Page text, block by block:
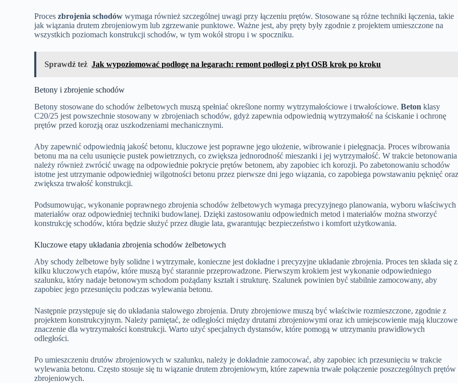
Proceszbrojenia schodów wymaga również szczególnej uwagi przy łączeniu prętów. Stosowane są różne techniki łączenia, takie
jak wiązania drutem zbrojeniowym lub zgrzewanie punktowe. Ważne jest, aby pręty były zgodnie z projektem umieszczone na
wszystkich poziomach konstrukcji schodów, w tym wokół stropu i w spoczniku.
Sprawdź też Jak wypoziomować podłogę na legarach: remont podłogi z płyt OSB krok po kroku
Betony i zbrojenie schodów
Betony stosowane do schodów żelbetowych muszą spełniać określone normy wytrzymałościowe i trwałościowe.Beton klasy
C20/25 jest powszechnie stosowany w zbrojeniach schodów, gdyż zapewnia odpowiednią wytrzymałość na ściskanie i ochronę
prętów przed korozją oraz uszkodzeniami mechanicznymi.
Aby zapewnić odpowiednią jakość betonu, kluczowe jest poprawne jego ułożenie, wibrowanie i pielęgnacja. Proces wibrowania
betonu ma na celu usunięcie pustek powietrznych, co zwiększa jednorodność mieszanki i jej wytrzymałość. W trakcie betonowania
należy również zwrócić uwagę na odpowiednie pokrycie prętów betonem, aby zapobiec ich korozji. Po zabetonowaniu schodów
istotne jest utrzymanie odpowiedniej wilgotności betonu przez pierwsze dni jego wiązania, co zapobiega powstawaniu pęknięć
zwiększa trwałość konstrukcji.
Podsumowując, wykonanie poprawnego zbrojenia schodów żelbetowych wymaga precyzyjnego planowania, wyboru właściwych
materiałów oraz odpowiedniej techniki budowlanej. Dzięki zastosowaniu odpowiednich metod i materiałów można stworzyć
konstrukcję schodów, która będzie służyć przez długie lata, gwarantując bezpieczeństwo i komfort użytkowania.
Kluczowe etapy układania zbrojenia schodów żelbetowych
Aby schody żelbetowe były solidne i wytrzymałe, konieczne jest dokładne i precyzyjne układanie zbrojenia. Proces ten składa się z
kilku kluczowych etapów, które muszą być starannie przeprowadzone. Pierwszym krokiem jest wykonanie odpowiedniego
szalunku, który nadaje betonowym schodom pożądany kształt i strukturę. Szalunek powinien być stabilnie zamocowany, aby
zapobiec jego przesunięciu podczas wylewania betonu.
Następnie przystępuje się do układania stalowego zbrojenia. Druty zbrojeniowe muszą być właściwie rozmieszczone, zgodnie z
projektem konstrukcyjnym. Należy pamiętać, że odległości między drutami zbrojeniowymi oraz ich umiejscowienie mają kluczowe
znaczenie dla wytrzymałości konstrukcji. Warto użyć specjalnych dystansów, które pomogą w utrzymaniu prawidłowych
odległości.
Po umieszczeniu drutów zbrojeniowych w szalunku, należy je dokładnie zamocować, aby zapobiec ich przesunięciu w trakcie
wylewania betonu. Często stosuje się tu wiązanie drutem zbrojeniowym, które zapewnia trwałe połączenie poszczególnych prętów
zbrojeniowych.